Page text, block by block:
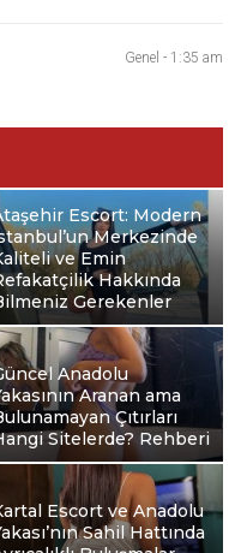
Genel - 1:35 am
Escort: Modern
Merkezinde
ve Emin
Hakkında
Gerekenler
Anadolu
Aranan ama
Çıtırları
Sitelerde? Rehberi
Escort ve Anadolu
Sahil Hattında